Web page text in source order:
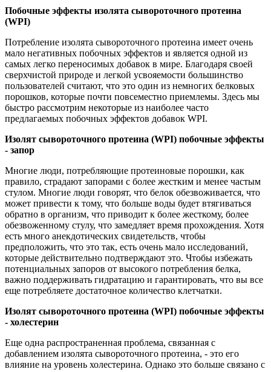
Побочные эффекты изолята сывороточного протеина
(WPI)
Потребление изолята сывороточного протеина имеет очень
мало негативных побочных эффектов и является одной из
самых легко переносимых добавок в мире. Благодаря своей
сверхчистой природе и легкой усвояемости большинство
пользователей считают, что это один из немногих белковых
порошков, которые почти повсеместно приемлемы. Здесь мы
быстро рассмотрим некоторые из наиболее часто
предлагаемых побочных эффектов добавок WPI.
Изолят сывороточного протеина (WPI) побочные эффекты
- запор
Многие люди, потребляющие протеиновые порошки, как
правило, страдают запорами с более жестким и менее частым
стулом. Многие люди говорят, что белок обезвоживается, что
может привести к тому, что больше воды будет втягиваться
обратно в организм, что приводит к более жесткому, более
обезвоженному стулу, что замедляет время прохождения. Хотя
есть много анекдотических свидетельств, чтобы
предположить, что это так, есть очень мало исследований,
которые действительно подтверждают это. Чтобы избежать
потенциальных запоров от высокого потребления белка,
важно поддерживать гидратацию и гарантировать, что вы все
еще потребляете достаточное количество клетчатки.
Изолят сывороточного протеина (WPI) побочные эффекты
- холестерин
Еще одна распространенная проблема, связанная с
добавлением изолята сывороточного протеина, - это его
влияние на уровень холестерина. Однако это больше связано с